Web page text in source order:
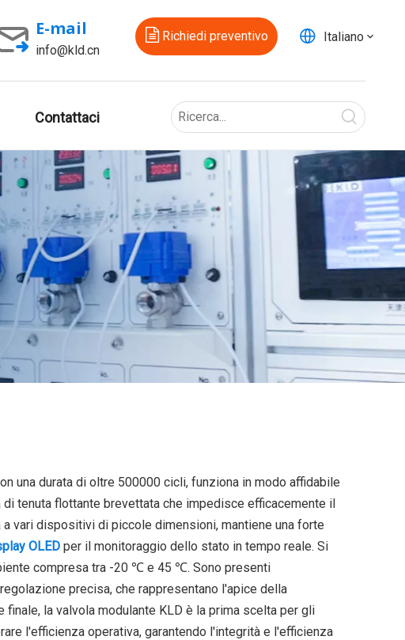
E-mail
info@kld.cn
Richiedi preventivo Italiano
Contattaci
una durata di oltre 500000 cicli, funziona in modo affidabile
tenuta flottante brevettata che impedisce efficacemente il
vari dispositivi di piccole dimensioni, mantiene una forte
OLED per il monitoraggio dello stato in tempo reale. Si
compresa tra -20 ℃ e 45 ℃. Sono presenti
precisa, che rappresentano l'apice della
la valvola modulante KLD è la prima scelta per gli
l'efficienza operativa, garantendo l'integrità e l'efficienza